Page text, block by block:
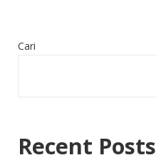
Cari
Recent Posts